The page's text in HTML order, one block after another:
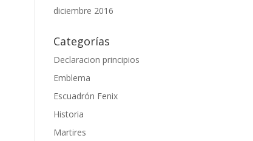
diciembre 2016
Categorías
Declaracion principios
Emblema
Escuadrón Fenix
Historia
Martires